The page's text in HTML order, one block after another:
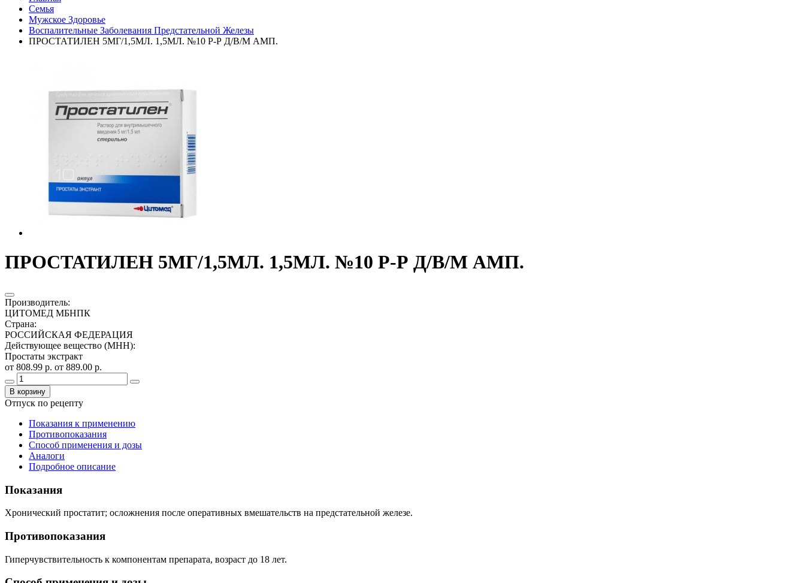
Семья
Мужское Здоровье
Воспалительные Заболевания Предстательной Железы
ПРОСТАТИЛЕН 5МГ/1,5МЛ. 1,5МЛ. №10 Р-Р Д/В/М АМП.
ПРОСТАТИЛЕН 5МГ/1,5МЛ. 1,5МЛ. №10 Р-Р Д/В/М АМП.
Производитель:
ЦИТОМЕД МБНПК
Страна:
РОССИЙСКАЯ ФЕДЕРАЦИЯ
Действующее вещество (МНН):
Простаты экстракт
от 808.99 р. от 889.00 р.
В корзину
Отпуск по рецепту
Показания к применению
Противопоказания
Способ применения и дозы
Аналоги
Подробное описание
Показания
Хронический простатит; осложнения после оперативных вмешательств на предстательной железе.
Противопоказания
Гиперчувствительность к компонентам препарата, возраст до 18 лет.